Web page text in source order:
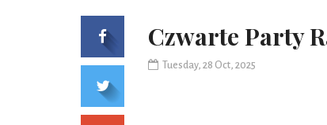
Czwarte Party
Tuesday, 28 Oct, 2025